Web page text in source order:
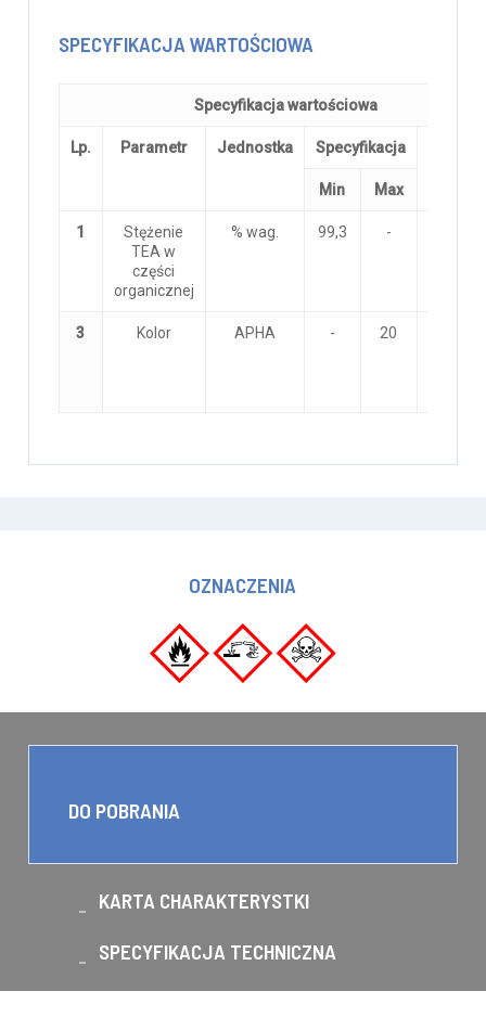
SPECYFIKACJA WARTOŚCIOWA
Specyfikacja wartościowa
Lp. Parametr Jednostka Specyfikacja
Min
Max
1
Stężenie
TEA w
części
organicznej
% wag. 99,3 -
3 Kolor APHA - 20
OZNACZENIA
DO POBRANIA
KARTA CHARAKTERYSTKI
SPECYFIKACJA TECHNICZNA